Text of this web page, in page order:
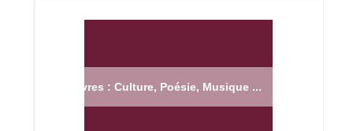
Livres : Culture, Poésie, Musique ...